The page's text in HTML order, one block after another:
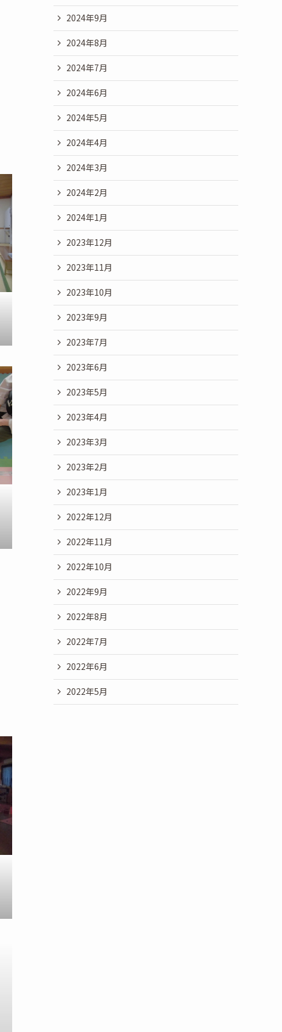
2024年9月
2024年8月
2024年7月
2024年6月
2024年5月
2024年4月
2024年3月
2024年2月
2024年1月
2023年12月
2023年11月
2023年10月
2023年9月
2023年7月
2023年6月
2023年5月
2023年4月
2023年3月
2023年2月
2023年1月
2022年12月
2022年11月
2022年10月
2022年9月
2022年8月
2022年7月
2022年6月
2022年5月